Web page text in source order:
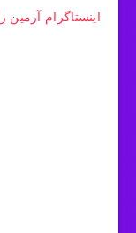
اینستاگرام آرمین